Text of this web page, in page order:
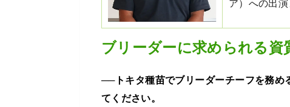
ア）への出演
ブリーダーに求められる
──トキタ種苗でブリーダーチーフを務め
てください。